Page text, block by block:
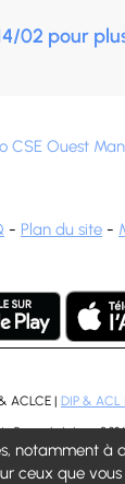
02 pour
- Plan du site -
ACLCE | DIP &
- Page générée en
notamment à
ceux que